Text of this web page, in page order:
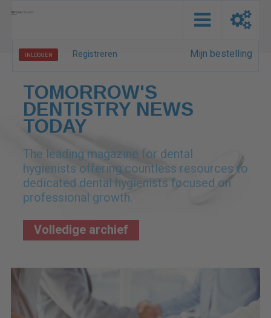
INLOGGEN Registreren Mijn bestelling
TOMORROW'S
DENTISTRY NEWS
TODAY
The leading magazine for dental
hygienists offering countless resources to
dedicated dental hygienists focused on
professional growth.
Volledige archief